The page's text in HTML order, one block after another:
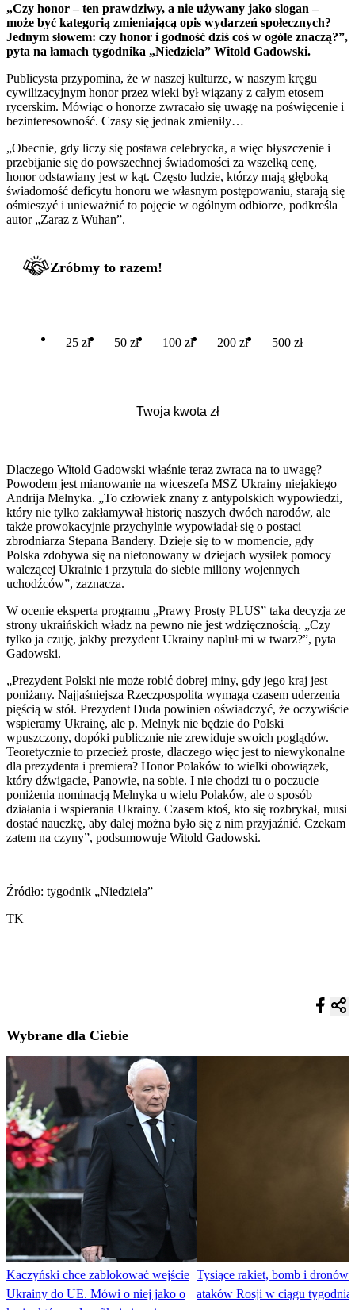
„Czy honor – ten prawdziwy, a nie używany jako slogan –
może być kategorią zmieniającą opis wydarzeń społecznych?
Jednym słowem: czy honor i godność dziś coś w ogóle znaczą?”,
pyta na łamach tygodnika „Niedziela” Witold Gadowski.
Publicysta przypomina, że w naszej kulturze, w naszym kręgu
cywilizacyjnym honor przez wieki był wiązany z całym etosem
rycerskim. Mówiąc o honorze zwracało się uwagę na poświęcenie i
bezinteresowność. Czasy się jednak zmieniły…
„Obecnie, gdy liczy się postawa celebrycka, a więc błyszczenie i
przebijanie się do powszechnej świadomości za wszelką cenę,
honor odstawiany jest w kąt. Często ludzie, którzy mają głęboką
świadomość deficytu honoru we własnym postępowaniu, starają się
ośmieszyć i unieważnić to pojęcie w ogólnym odbiorze, podkreśla
autor „Zaraz z Wuhan”.
Zróbmy to razem!
25 zł 50 zł 100 zł 200 zł 500 zł
Dlaczego Witold Gadowski właśnie teraz zwraca na to uwagę?
Powodem jest mianowanie na wiceszefa MSZ Ukrainy niejakiego
Andrija Melnyka. „To człowiek znany z antypolskich wypowiedzi,
który nie tylko zakłamywał historię naszych dwóch narodów, ale
także prowokacyjnie przychylnie wypowiadał się o postaci
zbrodniarza Stepana Bandery. Dzieje się to w momencie, gdy
Polska zdobywa się na nietonowany w dziejach wysiłek pomocy
walczącej Ukrainie i przytula do siebie miliony wojennych
uchodźców”, zaznacza.
W ocenie eksperta programu „Prawy Prosty PLUS” taka decyzja ze
strony ukraińskich władz na pewno nie jest wdzięcznością. „Czy
tylko ja czuję, jakby prezydent Ukrainy napluł mi w twarz?”, pyta
Gadowski.
„Prezydent Polski nie może robić dobrej miny, gdy jego kraj jest
poniżany. Najjaśniejsza Rzeczpospolita wymaga czasem uderzenia
pięścią w stół. Prezydent Duda powinien oświadczyć, że oczywiście
wspieramy Ukrainę, ale p. Melnyk nie będzie do Polski
wpuszczony, dopóki publicznie nie zrewiduje swoich poglądów.
Teoretycznie to przecież proste, dlaczego więc jest to niewykonalne
dla prezydenta i premiera? Honor Polaków to wielki obowiązek,
który dźwigacie, Panowie, na sobie. I nie chodzi tu o poczucie
poniżenia nominacją Melnyka u wielu Polaków, ale o sposób
działania i wspierania Ukrainy. Czasem ktoś, kto się rozbrykał, musi
dostać nauczkę, aby dalej można było się z nim przyjaźnić. Czekam
zatem na czyny”, podsumowuje Witold Gadowski.
Źródło: tygodnik „Niedziela”
TK
Wybrane dla Ciebie
Kaczyński chce zablokować wejście
Ukrainy do UE. Mówi o niej jako o
Tysiące rakiet, bomb i dronów.
ataków Rosji w ciągu tygodnia